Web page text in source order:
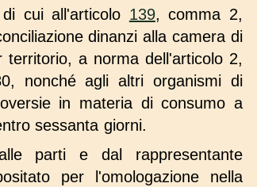
cui all'articolo 139, comma 2,
dinanzi alla camera di
a norma dell'articolo 2,
nonché agli altri organismi di
in materia di consumo a
sessanta giorni.
parti e dal rappresentante
per l'omologazione nella